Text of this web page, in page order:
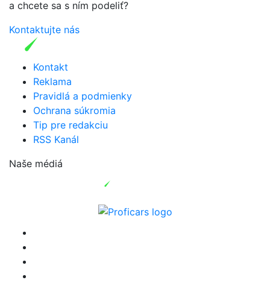
a chcete sa s ním podeliť?
Kontaktujte nás
Kontakt
Reklama
Pravidlá a podmienky
Ochrana súkromia
Tip pre redakciu
RSS Kanál
Naše médiá